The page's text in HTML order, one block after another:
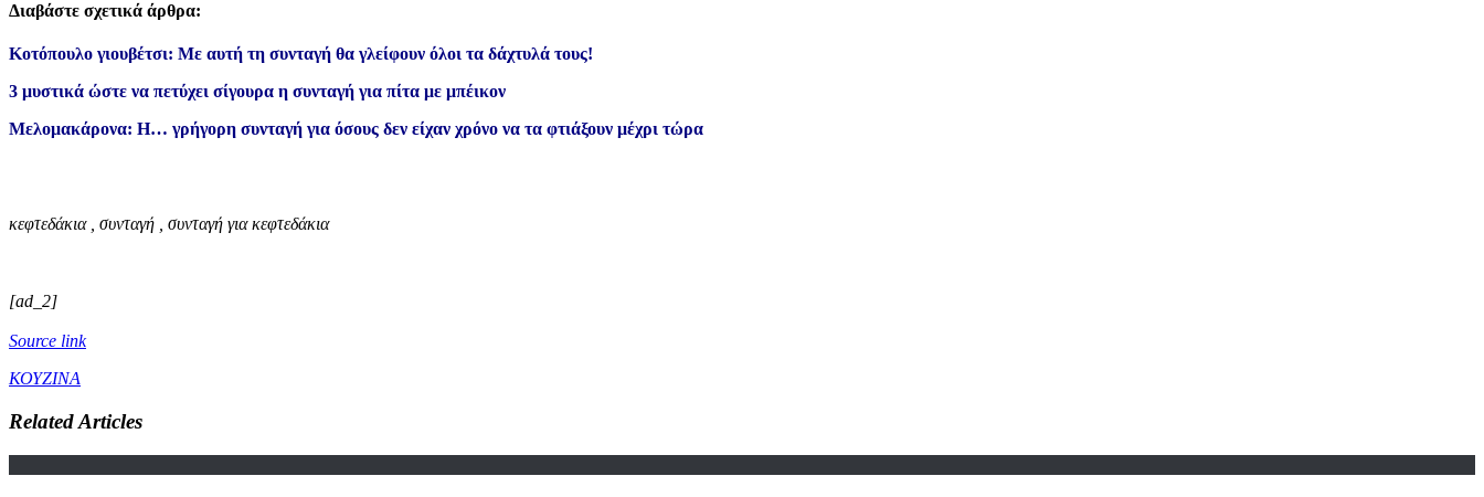
Διαβάστε σχετικά άρθρα:
Κοτόπουλο γιουβέτσι: Με αυτή τη συνταγή θα γλείφουν όλοι τα δάχτυλά τους!
3 μυστικά ώστε να πετύχει σίγουρα η συνταγή για πίτα με μπέικον
Μελομακάρονα: Η… γρήγορη συνταγή για όσους δεν είχαν χρόνο να τα φτιάξουν μέχρι τώρα
κεφτεδάκια , συνταγή , συνταγή για κεφτεδάκια
[ad_2]
Source link
ΚΟΥΖΙΝΑ
Related Articles